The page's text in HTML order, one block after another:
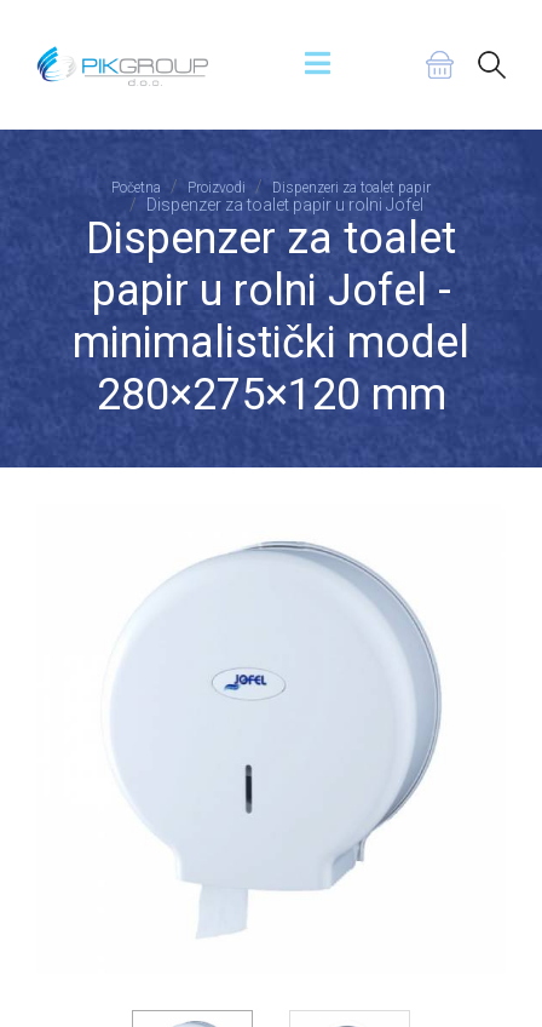
Početna Proizvodi Dispenzeri za toalet papir
Dispenzer za toalet papir u rolni Jofel
Dispenzer za toalet
papir u rolni Jofel -
minimalistički model
280×275×120 mm